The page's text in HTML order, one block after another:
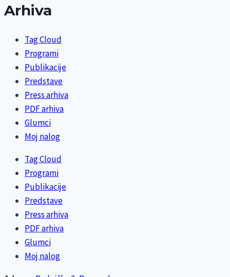
Arhiva
Tag Cloud
Programi
Publikacije
Predstave
Press arhiva
PDF arhiva
Glumci
Moj nalog
Tag Cloud
Programi
Publikacije
Predstave
Press arhiva
PDF arhiva
Glumci
Moj nalog